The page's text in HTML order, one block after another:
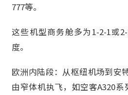
777等。
这些机型商务舱多为1-2-1或
度。
欧洲内陆段：从枢纽机场到安
由窄体机执飞，如空客A320